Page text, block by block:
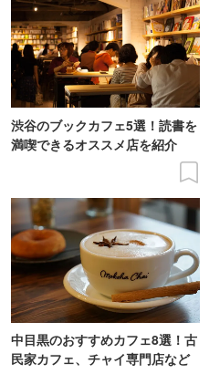
渋谷のブックカフェ5選！読書を
満喫できるオススメ店を紹介
中目黒のおすすめカフェ8選！古
民家カフェ、チャイ専門店など